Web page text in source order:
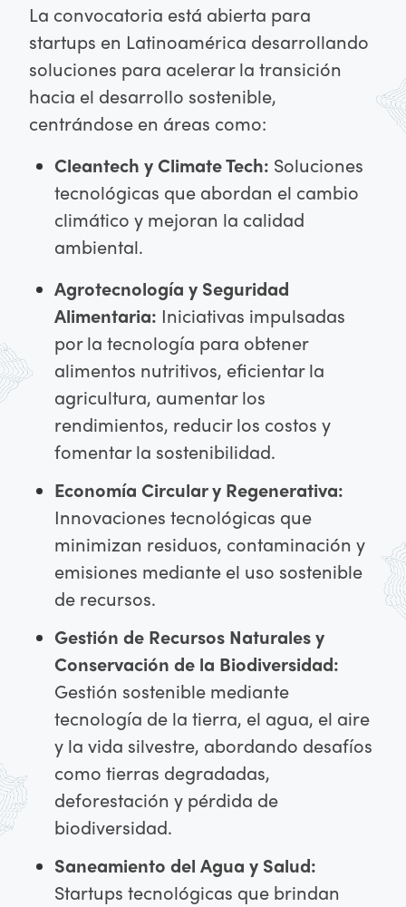
La convocatoria está abierta para
startups en Latinoamérica desarrollando
soluciones para acelerar la transición
hacia el desarrollo sostenible,
centrándose en áreas como:
Cleantech y Climate Tech: Soluciones
tecnológicas que abordan el cambio
climático y mejoran la calidad
ambiental.
Agrotecnología y Seguridad
Alimentaria: Iniciativas impulsadas
por la tecnología para obtener
alimentos nutritivos, eficientar la
agricultura, aumentar los
rendimientos, reducir los costos y
fomentar la sostenibilidad.
Economía Circular y Regenerativa:
Innovaciones tecnológicas que
minimizan residuos, contaminación y
emisiones mediante el uso sostenible
de recursos.
Gestión de Recursos Naturales y
Conservación de la Biodiversidad:
Gestión sostenible mediante
tecnología de la tierra, el agua, el aire
y la vida silvestre, abordando desafíos
como tierras degradadas,
deforestación y pérdida de
biodiversidad.
Saneamiento del Agua y Salud:
Startups tecnológicas que brindan